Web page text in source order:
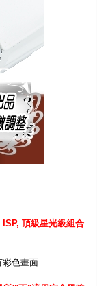
頂級星光級組合
彩色畫面